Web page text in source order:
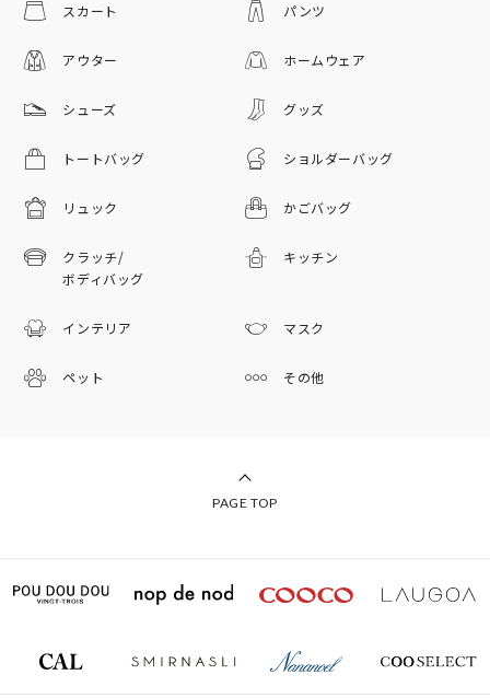
スカート パンツ
アウター ホームウェア
シューズ グッズ
トートバッグ ショルダーバッグ
リュック かごバッグ
クラッチ/
ボディバッグ
キッチン
インテリア マスク
ペット その他
PAGE TOP